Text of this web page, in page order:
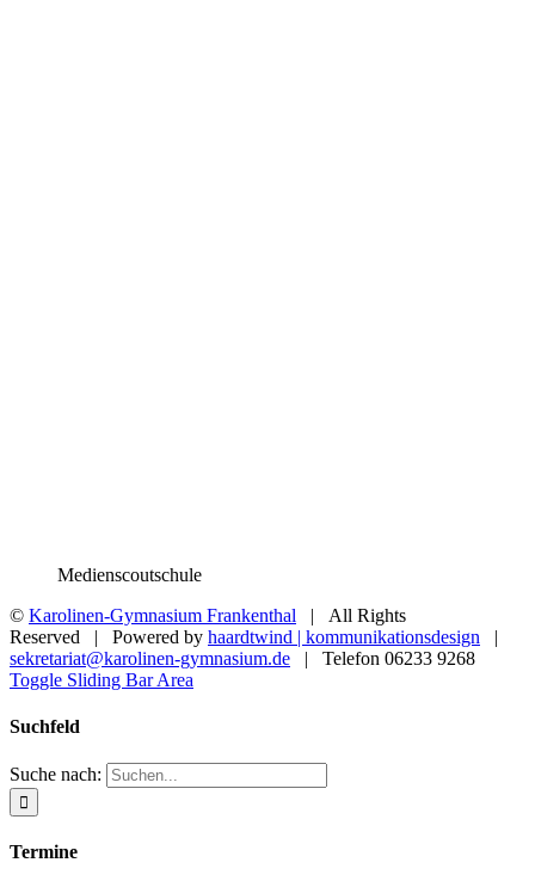
Medienscoutschule
© Karolinen-Gymnasium Frankenthal | All Rights
Reserved | Powered by haardtwind | kommunikationsdesign |
sekretariat@karolinen-gymnasium.de | Telefon 06233 9268
Toggle Sliding Bar Area
Suchfeld
Suche nach:
Termine